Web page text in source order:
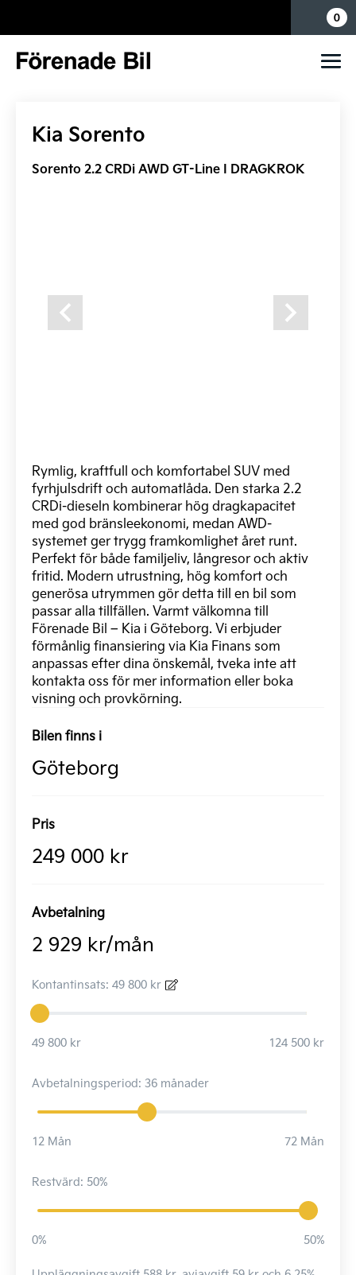
0
Kia Sorento
Sorento 2.2 CRDi AWD GT-Line I DRAGKROK
Previous Next
Rymlig, kraftfull och komfortabel SUV med
fyrhjulsdrift och automatlåda. Den starka 2.2
CRDi-dieseln kombinerar hög dragkapacitet
med god bränsleekonomi, medan AWD-
systemet ger trygg framkomlighet året runt.
Perfekt för både familjeliv, långresor och aktiv
fritid. Modern utrustning, hög komfort och
generösa utrymmen gör detta till en bil som
passar alla tillfällen. Varmt välkomna till
Förenade Bil – Kia i Göteborg. Vi erbjuder
förmånlig finansiering via Kia Finans som
anpassas efter dina önskemål, tveka inte att
kontakta oss för mer information eller boka
visning och provkörning.
Bilen finns i
Göteborg
Pris
249 000 kr
Avbetalning
2 929 kr/mån
Kontantinsats: 49 800 kr
49 800 kr 124 500 kr
Avbetalningsperiod: 36 månader
12 Mån 72 Mån
Restvärd: 50%
0% 50%